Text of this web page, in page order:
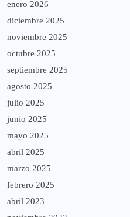
enero 2026
diciembre 2025
noviembre 2025
octubre 2025
septiembre 2025
agosto 2025
julio 2025
junio 2025
mayo 2025
abril 2025
marzo 2025
febrero 2025
abril 2023